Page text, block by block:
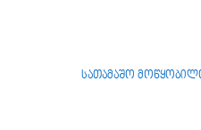
სათამაშო